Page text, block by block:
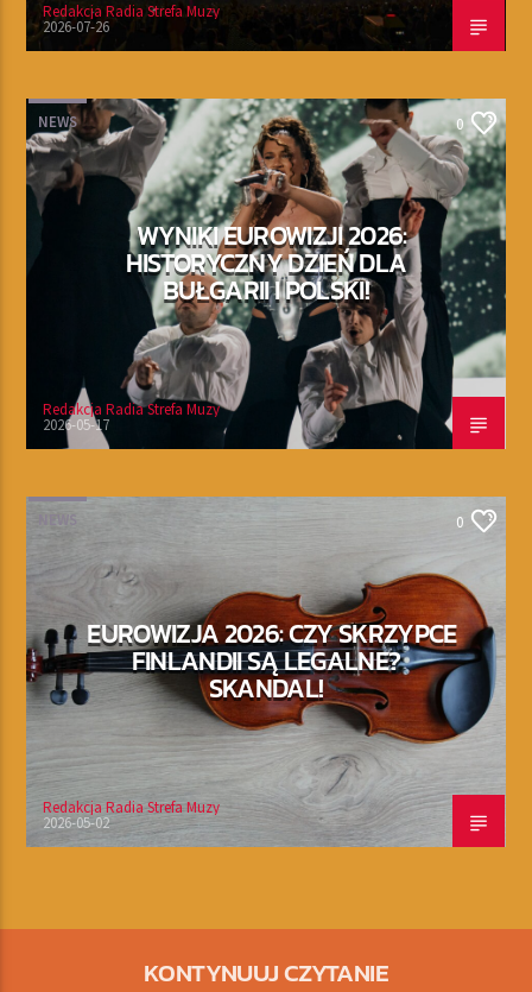
Redakcja Radia Strefa Muzy
2026-07-26
NEWS 0
WYNIKI EUROWIZJI 2026:
HISTORYCZNY DZIEŃ DLA
BUŁGARII I POLSKI!
Redakcja Radia Strefa Muzy
2026-05-17
NEWS 0
EUROWIZJA 2026: CZY SKRZYPCE
FINLANDII SĄ LEGALNE?
SKANDAL!
Redakcja Radia Strefa Muzy
2026-05-02
KONTYNUUJ CZYTANIE